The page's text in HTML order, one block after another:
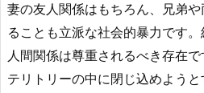
妻の友人関係はもちろん、兄弟
ることも立派な社会的暴力です
人間関係は尊重されるべき存在
テリトリーの中に閉じ込めよう